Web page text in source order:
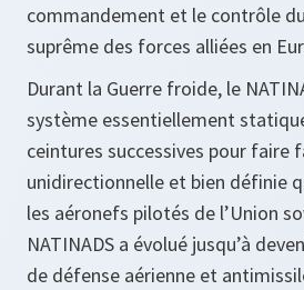
commandement et le contrôle
suprême des forces alliées en
Durant la Guerre froide, le
système essentiellement
ceintures successives pour faire
unidirectionnelle et bien définie
les aéronefs pilotés de l’Union
NATINADS a évolué jusqu’à
de défense aérienne et